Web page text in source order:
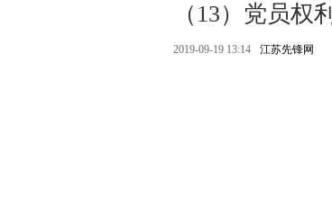
（13）党员权利
2019-09-19 13:14 江苏先锋网